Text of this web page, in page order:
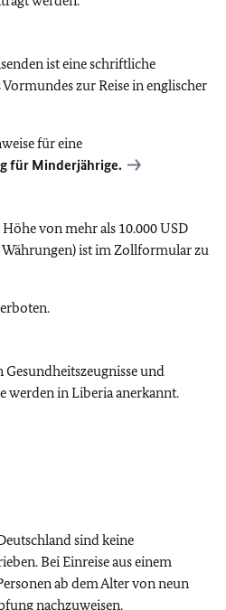
ist eine schriftliche
zur Reise in englischer
für eine
für Minderjährige.
von mehr als 10.000 USD
ist im Zollformular zu
und
werden in Liberia anerkannt.
sind keine
Bei Einreise aus einem
ab dem Alter von neun
nachzuweisen.